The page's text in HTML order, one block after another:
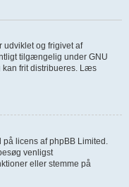
udviklet og frigivet af
tilgængelig under GNU
kan frit distribueres. Læs
licens af phpBB Limited.
venligst
eller stemme på